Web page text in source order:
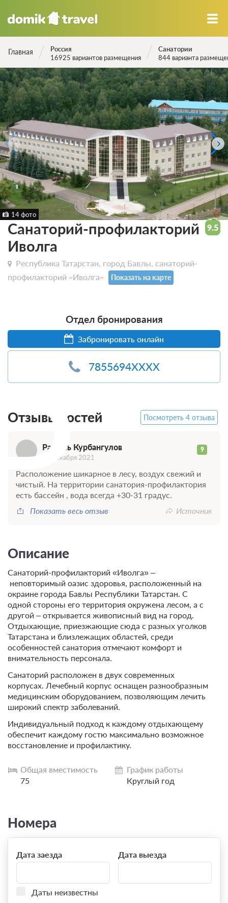
Главная
Россия
16925 вариантов размещения
Санатории
844 варианта
14 фото
Санаторий-профилакторий
Иволга
Республика Татарстан, город Бавлы, санаторий-
профилакторий «Иволга»
Показать на карте
Отдел бронирования
Забронировать онлайн
7855694XXXX
9.5
Отзывы гостей Посмотреть 4 отзыва
Рамиль Курбангулов 9
22 декабря 2021
Расположение шикарное в лесу, воздух свежий и
чистый. На территории санатория-профилактория
есть бассейн , вода всегда +30-31 градус.
Показать весь отзыв
Источник
Описание
Санаторий-профилакторий «Иволга» –
неповторимый оазис здоровья, расположенный на
окраине города Бавлы Республики Татарстан. С
одной стороны его территория окружена лесом, а с
другой – открывается живописный вид на город.
Отдыхающие, приезжающие сюда с разных уголков
Татарстана и близлежащих областей, среди
особенностей санатория отмечают комфорт и
внимательность персонала.
Санаторий расположен в двух современных
корпусах. Лечебный корпус оснащен разнообразным
медицинским оборудованием, позволяющим лечить
широкий спектр заболеваний.
Индивидуальный подход к каждому отдыхающему
обеспечит каждому гостю максимально возможное
восстановление и профилактику.
Общая вместимость
75
График работы
Круглый год
Номера
Дата заезда Дата выезда
Даты неизвестны